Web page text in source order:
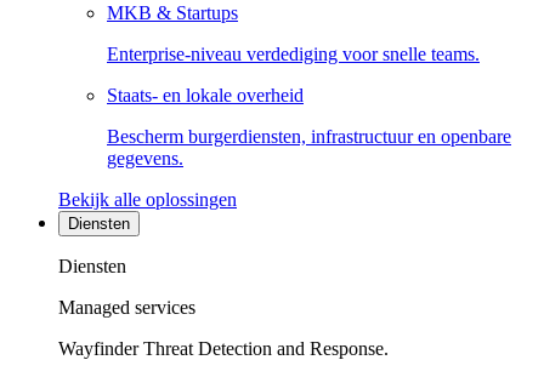
MKB & Startups
Enterprise-niveau verdediging voor snelle teams.
Staats- en lokale overheid
Bescherm burgerdiensten, infrastructuur en openbare
gegevens.
Bekijk alle oplossingen
Diensten
Diensten
Managed services
Wayfinder Threat Detection and Response.